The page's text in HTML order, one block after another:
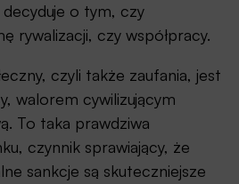
o tym, czy
rywalizacji, czy współpracy.
czyli także zaufania, jest
walorem cywilizującym
To taka prawdziwa
czynnik sprawiający, że
sankcje są skuteczniejsze